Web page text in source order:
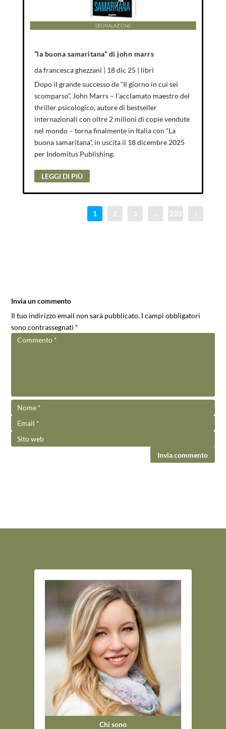
“la buona samaritana” di john marrs
dafrancesca ghezzani | 18 dic 25 | libri
Dopo il grande successo de “Il giorno in cui sei
scomparso”, John Marrs – l’acclamato maestro del
thriller psicologico, autore di bestseller
internazionali con oltre 2 milioni di copie vendute
nel mondo – torna finalmente in Italia con “La
buona samaritana”, in uscita il 18 dicembre 2025
per Indomitus Publishing.
LEGGI DI PIÙ
1 2 3 ... 233
Invia un commento
Il tuo indirizzo email non sarà pubblicato. I campi obbligatori
sono contrassegnati *
Invia commento
Chi sono